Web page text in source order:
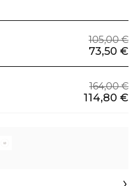
105,00 €
73,50 €
164,00 €
114,80 €